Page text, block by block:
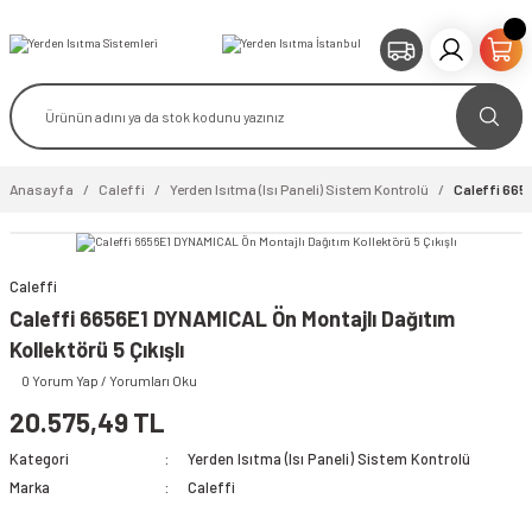
Anasayfa Caleffi Yerden Isıtma (Isı Paneli) Sistem Kontrolü Caleffi
video izle
Caleffi
Caleffi 6656E1 DYNAMICAL Ön Montajlı Dağıtım
Kollektörü 5 Çıkışlı
0 Yorum Yap / Yorumları Oku
20.575,49 TL
Kategori
Yerden Isıtma (Isı Paneli) Sistem Kontrolü
Marka
Caleffi